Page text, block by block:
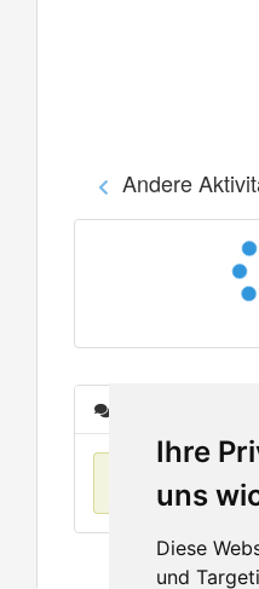
Ihre
uns
Diese
und
Andere
Keine Einträge